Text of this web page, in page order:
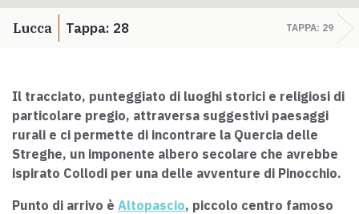
Scarica l'ebook "Ritratti Sottratti" di Enrico Caracciolo e Paolo
Simoncelli, un viaggio in compagnia di viandanti incontrati lungo
la Via Francigena Toscana.
keyboard_arrow_up
Lucca Tappa: 28 TAPPA: 29
Il tracciato, punteggiato di luoghi storici e religiosi di
particolare pregio, attraversa suggestivi paesaggi
rurali e ci permette di incontrare la Quercia delle
Streghe, un imponente albero secolare che avrebbe
ispirato Collodi per una delle avventure di Pinocchio.
Punto di arrivo è Altopascio, piccolo centro famoso